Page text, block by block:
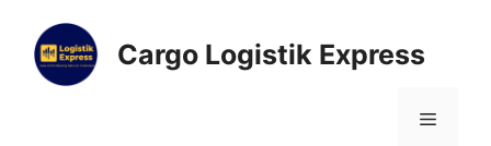
Cargo Logistik Express